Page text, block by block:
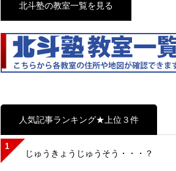
北斗塾の教室一覧を見る
人気記事ランキング★上位３件
1
じゅうきょうじゅうそう・・・？